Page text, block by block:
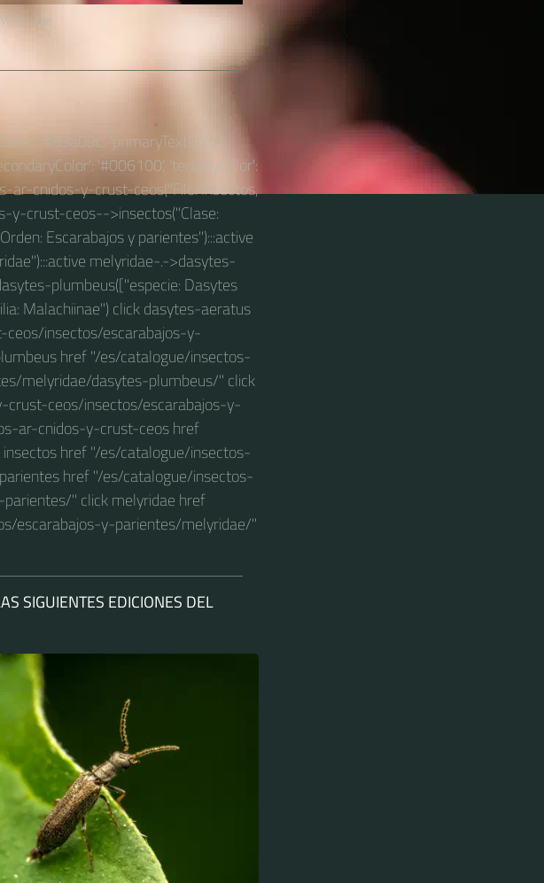
'#83a09c', 'primaryTextColor':
'#006100', 'tertiaryColor':
ar-cnidos-y-crust-ceos("Filo: Insectos,
y-crust-ceos-->insectos("Clase:
Escarabajos y parientes"):::active
melyridae-.->dasytes-
plumbeus(["especie: Dasytes
Malachiinae") click dasytes-aeratus
insectos/escarabajos-y-
href "/es/catalogue/insectos-
melyridae/dasytes-plumbeus/" click
ceos/insectos/escarabajos-y-
ar-cnidos-y-crust-ceos href
href "/es/catalogue/insectos-
href "/es/catalogue/insectos-
" click melyridae href
escarabajos-y-parientes/melyridae/"
SIGUIENTES EDICIONES DEL